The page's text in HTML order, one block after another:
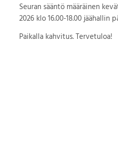
Seuran sääntö määräinen
2026 klo 16.00-18.00 jäähallin
Paikalla kahvitus. Tervetuloa!